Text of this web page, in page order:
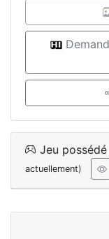
Jeu
actuellement)